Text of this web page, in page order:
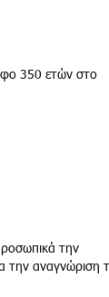
350 ετών στο
την
την αναγνώριση